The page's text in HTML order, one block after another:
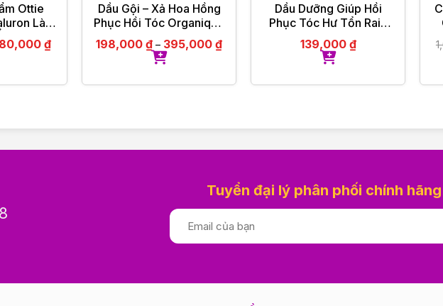
tiếp.
sản phẩm
Ottie
Làm
Khóa
Hảo
₫
Dầu Gội – Xả Hoa Hồng
Phục Hồi Tóc Organique
Rose Repairing
Shampoo Ladies 500ml
198,000 ₫ – 395,000 ₫
Dầu Dưỡng Giúp Hồi
Phục Tóc Hư Tổn Raip
R3 Argan Hair Oil
139,000 ₫
Tuyển đại lý phân phối chính